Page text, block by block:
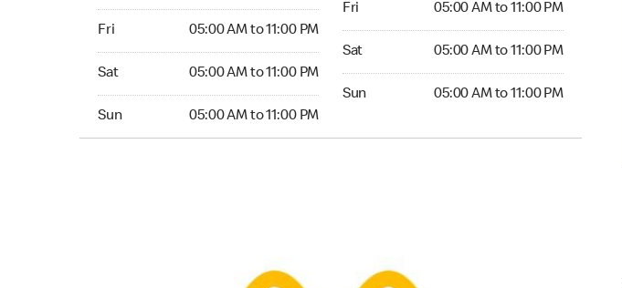
Fri 05:00 AM to 11:00 PM
Sat 05:00 AM to 11:00 PM
Sun 05:00 AM to 11:00 PM
Fri 05:00 AM to 11:00 PM
Sat 05:00 AM to 11:00 PM
Sun 05:00 AM to 11:00 PM